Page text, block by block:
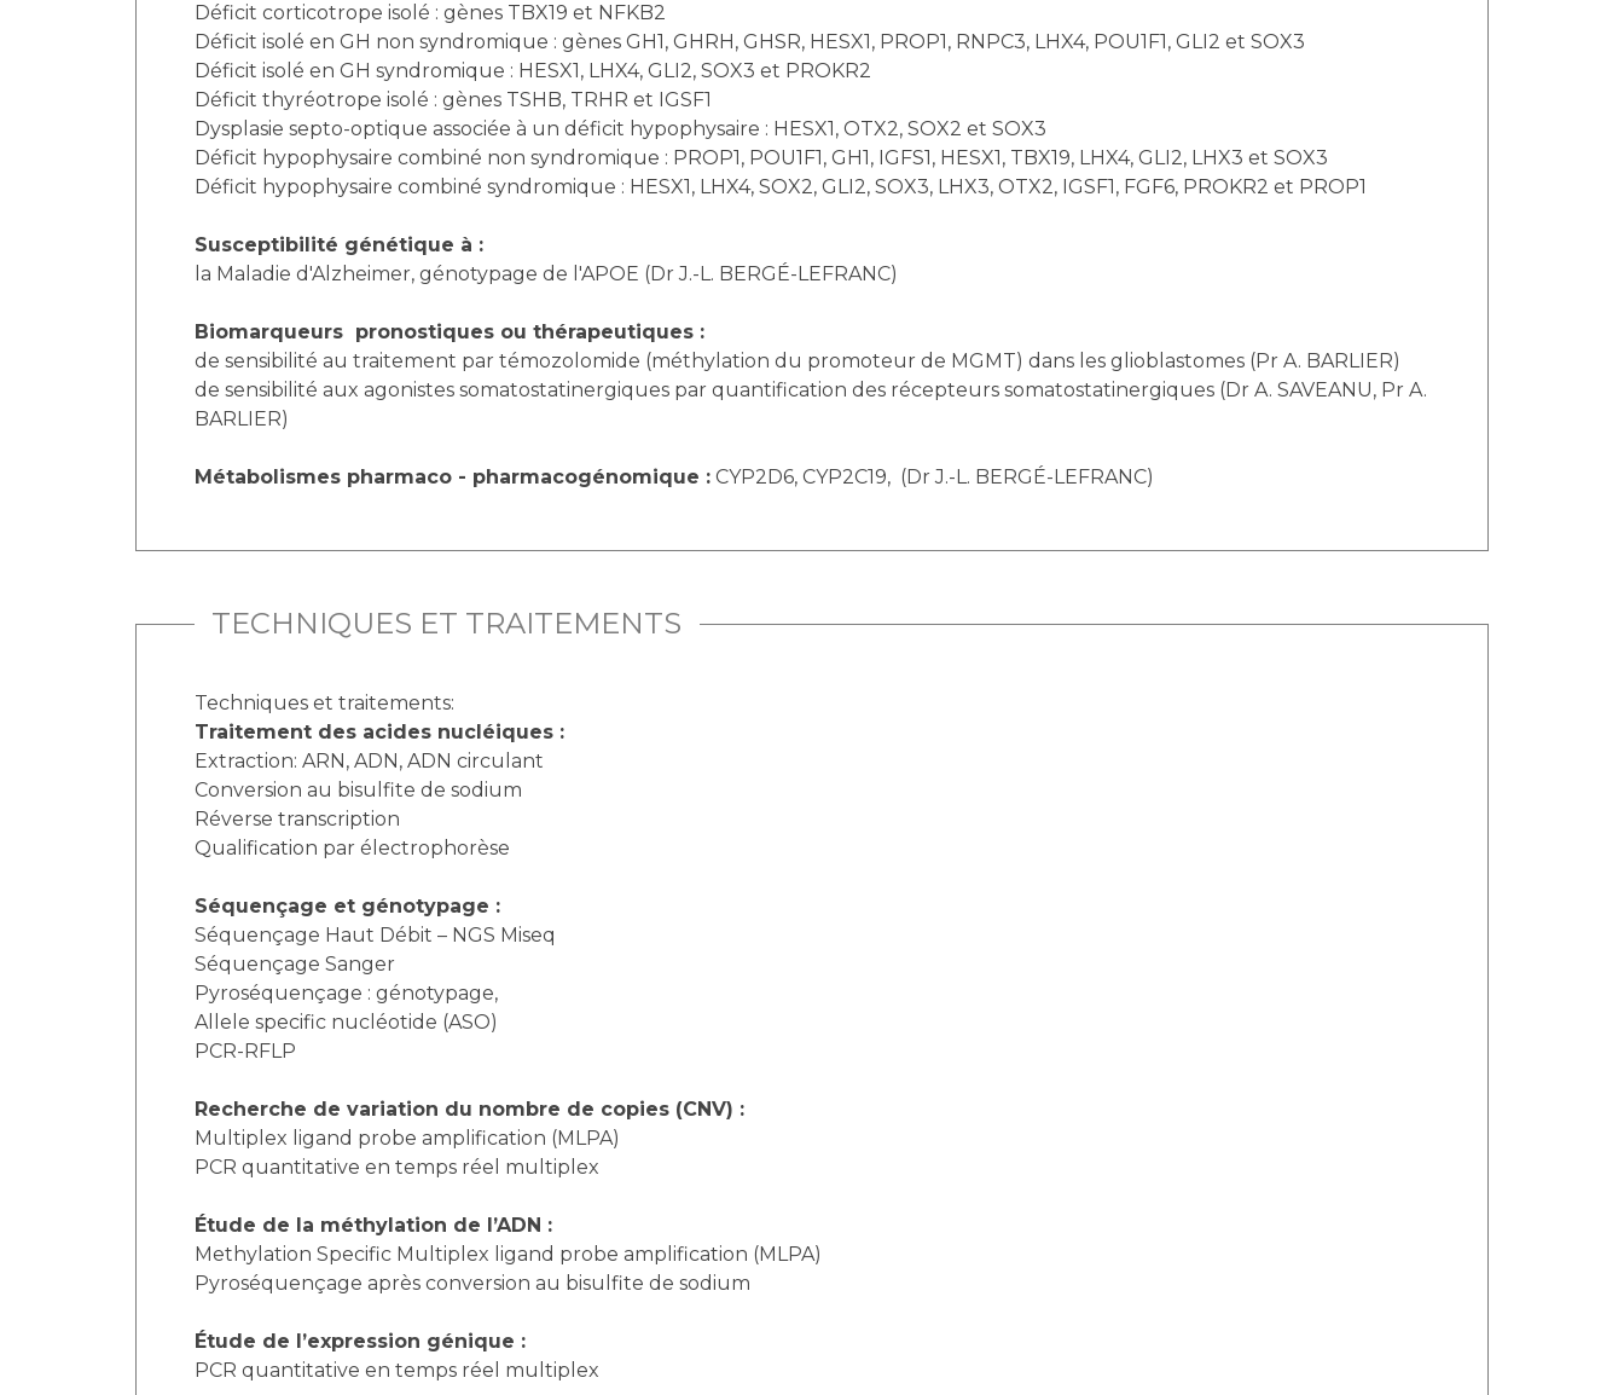
Déficit corticotrope isolé : gènes TBX19 et NFKB2
Déficit isolé en GH non syndromique : gènes GH1, GHRH, GHSR, HESX1, PROP1, RNPC3, LHX4, POU1F1, GLI2 et SOX3
Déficit isolé en GH syndromique : HESX1, LHX4, GLI2, SOX3 et PROKR2
Déficit thyréotrope isolé : gènes TSHB, TRHR et IGSF1
Dysplasie septo-optique associée à un déficit hypophysaire : HESX1, OTX2, SOX2 et SOX3
Déficit hypophysaire combiné non syndromique : PROP1, POU1F1, GH1, IGFS1, HESX1, TBX19, LHX4, GLI2, LHX3 et SOX3
Déficit hypophysaire combiné syndromique : HESX1, LHX4, SOX2, GLI2, SOX3, LHX3, OTX2, IGSF1, FGF6, PROKR2 et PROP1
Susceptibilité génétique à :
la Maladie d'Alzheimer, génotypage de l'APOE (Dr J.-L. BERGÉ-LEFRANC)
Biomarqueurs pronostiques ou thérapeutiques :
de sensibilité au traitement par témozolomide (méthylation du promoteur de MGMT) dans les glioblastomes (Pr A. BARLIER)
de sensibilité aux agonistes somatostatinergiques par quantification des récepteurs somatostatinergiques (Dr A. SAVEANU, Pr A.
BARLIER)
Métabolismes pharmaco - pharmacogénomique : CYP2D6, CYP2C19, (Dr J.-L. BERGÉ-LEFRANC)
TECHNIQUES ET TRAITEMENTS
Techniques et traitements:
Traitement des acides nucléiques :
Extraction: ARN, ADN, ADN circulant
Conversion au bisulfite de sodium
Réverse transcription
Qualification par électrophorèse
Séquençage et génotypage :
Séquençage Haut Débit – NGS Miseq
Séquençage Sanger
Pyroséquençage : génotypage,
Allele specific nucléotide (ASO)
PCR-RFLP
Recherche de variation du nombre de copies (CNV) :
Multiplex ligand probe amplification (MLPA)
PCR quantitative en temps réel multiplex
Étude de la méthylation de l’ADN :
Methylation Specific Multiplex ligand probe amplification (MLPA)
Pyroséquençage après conversion au bisulfite de sodium
Étude de l’expression génique :
PCR quantitative en temps réel multiplex